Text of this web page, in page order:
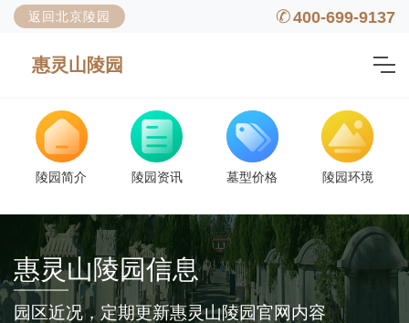
返回北京陵园 400-699-9137
惠灵山陵园
陵园简介 陵园资讯 墓型价格 陵园环境
惠灵山陵园信息
园区近况，定期更新惠灵山陵园官网内容